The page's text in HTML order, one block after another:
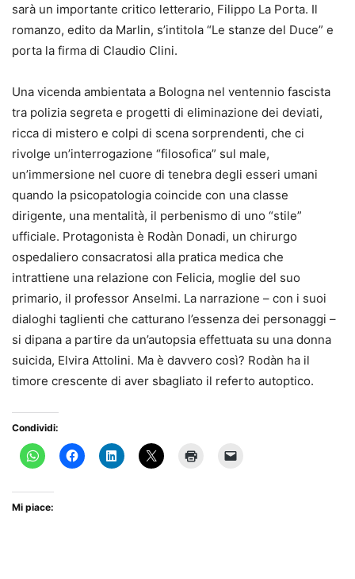
sarà un importante critico letterario, Filippo La Porta. Il
romanzo, edito da Marlin, s’intitola “Le stanze del Duce” e
porta la firma di Claudio Clini.
Una vicenda ambientata a Bologna nel ventennio fascista
tra polizia segreta e progetti di eliminazione dei deviati,
ricca di mistero e colpi di scena sorprendenti, che ci
rivolge un’interrogazione “filosofica” sul male,
un’immersione nel cuore di tenebra degli esseri umani
quando la psicopatologia coincide con una classe
dirigente, una mentalità, il perbenismo di uno “stile”
ufficiale. Protagonista è Rodàn Donadi, un chirurgo
ospedaliero consacratosi alla pratica medica che
intrattiene una relazione con Felicia, moglie del suo
primario, il professor Anselmi. La narrazione – con i suoi
dialoghi taglienti che catturano l’essenza dei personaggi –
si dipana a partire da un’autopsia effettuata su una donna
suicida, Elvira Attolini. Ma è davvero così? Rodàn ha il
timore crescente di aver sbagliato il referto autoptico.
Condividi:
Mi piace: